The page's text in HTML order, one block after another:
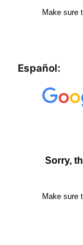
Español: